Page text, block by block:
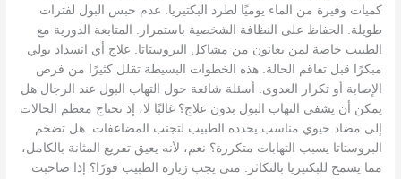
كميات وفيرة من الماء يوميًا لطرد البكتيريا. عدم حبس البول لفترات
طويلة. الحفاظ على النظافة الشخصية باستمرار. المتابعة الدورية مع
الطبيب خاصة لمن يعانون من مشاكل البروستاتا. علاج أي انسداد بولي
مبكرًا قبل تفاقم الحالة. هذه الخطوات البسيطة تقلل كثيرًا من فرص
الإصابة أو تكرار العدوى. أسئلة شائعة حول التهاب البول عند الرجال هل
يمكن أن يشفى التهاب البول بدون علاج؟ غالبًا لا، إذ تحتاج معظم الحالات
إلى مضاد حيوي مناسب يحدده الطبيب لتجنب المضاعفات. هل تضخم
البروستاتا يسبب التهابات متكررة؟ نعم، لأنه يعيق تفريغ المثانة بالكامل،
مما يسمح للبكتيريا بالتكاثر. متى يجب زيارة الطبيب فورًا؟ إذا صاحبت